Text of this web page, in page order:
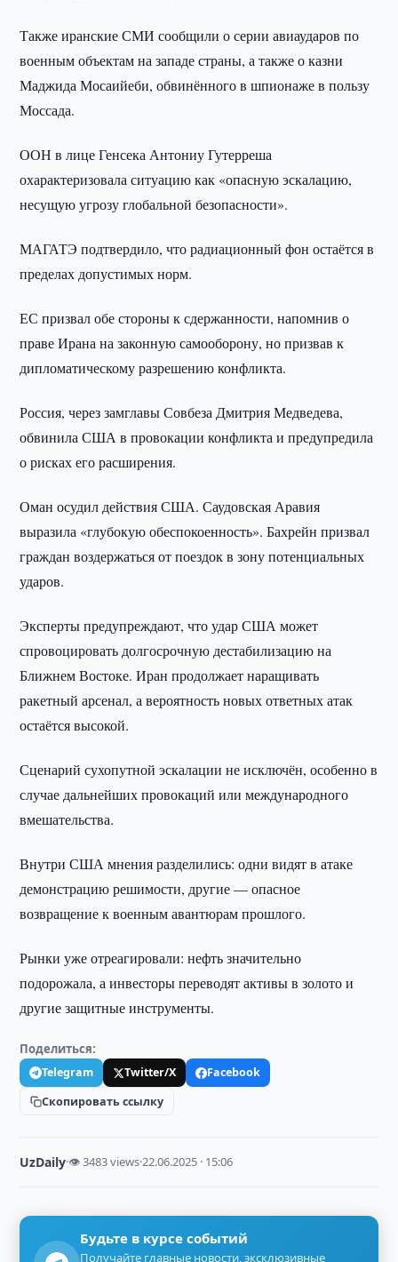
Также иранские СМИ сообщили о серии авиаударов по
военным объектам на западе страны, а также о казни
Маджида Мосаийеби, обвинённого в шпионаже в пользу
Моссада.
ООН в лице Генсека Антониу Гутерреша
охарактеризовала ситуацию как «опасную эскалацию,
несущую угрозу глобальной безопасности».
МАГАТЭ подтвердило, что радиационный фон остаётся в
пределах допустимых норм.
ЕС призвал обе стороны к сдержанности, напомнив о
праве Ирана на законную самооборону, но призвав к
дипломатическому разрешению конфликта.
Россия, через замглавы Совбеза Дмитрия Медведева,
обвинила США в провокации конфликта и предупредила
о рисках его расширения.
Оман осудил действия США. Саудовская Аравия
выразила «глубокую обеспокоенность». Бахрейн призвал
граждан воздержаться от поездок в зону потенциальных
ударов.
Эксперты предупреждают, что удар США может
спровоцировать долгосрочную дестабилизацию на
Ближнем Востоке. Иран продолжает наращивать
ракетный арсенал, а вероятность новых ответных атак
остаётся высокой.
Сценарий сухопутной эскалации не исключён, особенно в
случае дальнейших провокаций или международного
вмешательства.
Внутри США мнения разделились: одни видят в атаке
демонстрацию решимости, другие — опасное
возвращение к военным авантюрам прошлого.
Рынки уже отреагировали: нефть значительно
подорожала, а инвесторы переводят активы в золото и
другие защитные инструменты.
Поделиться:
Telegram Twitter/X
Facebook
Скопировать ссылку
UzDaily·👁 3483 views·22.06.2025 · 15:06
Будьте в курсе событий
Получайте главные новости, эксклюзивные